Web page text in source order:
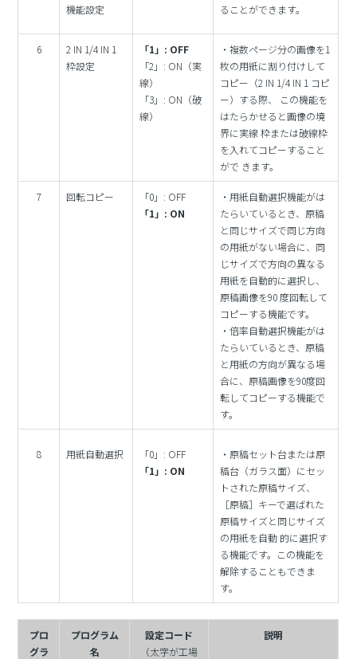
機能設定
ることができます。
6
2 IN 1/4 IN 1
枠設定
「1」: OFF
「2」: ON（実
線）
「3」: ON（破
線）
・複数ページ分の画像を1
枚の用紙に割り付けして
コピー（2 IN 1/4 IN 1 コピ
ー）する際、 この機能を
はたらかせると画像の境
界に実線 枠または破線枠
を入れてコピーすること
がで きます。
7 回転コピー
「0」: OFF
「1」: ON
・用紙自動選択機能がは
たらいているとき、原稿
と同じサイズで同じ方向
の用紙がない場合に、同
じサイズで方向の異なる
用紙を自動的に選択し、
原稿画像を90 度回転して
コピーする機能です。
・倍率自動選択機能がは
たらいているとき、原稿
と用紙の方向が異なる場
合に、原稿画像を90度回
転してコピーする機能で
す。
8 用紙自動選択
「0」: OFF
「1」: ON
・原稿セット台または原
稿台（ガラス面）にセッ
トされた原稿サイズ、
［原稿］キーで選ばれた
原稿サイズと同じサイズ
の用紙を自動 的に選択す
る機能です。この機能を
解除することもできま
す。
プロ
グラ
プログラム
名
設定コード
（太字が工場
説明